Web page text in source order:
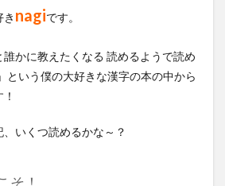
nagiです。
かに教えたくなる 読めるようで読め
という僕の大好きな漢字の本の中から
いくつ読めるかな～？
そ！